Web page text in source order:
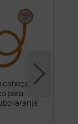
cabeça
para
laranja